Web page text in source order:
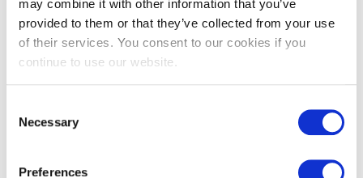
may combine it with other information that you’ve
provided to them or that they’ve collected from your use
of their services. You consent to our cookies if you
continue to use our website.
Selection
Necessary
Preferences
vous êtes ? Quelles sont les responsabilités des pouvoirs
publics et des syndicats ? Lisez-le dans nos prochains blogs.
Soyez futureproof sur le plan professionel